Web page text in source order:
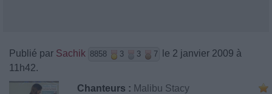
Publié par Sachik 8858 3 3 7
le 2 janvier 2009 à
11h42.
Chanteurs : Malibu Stacy